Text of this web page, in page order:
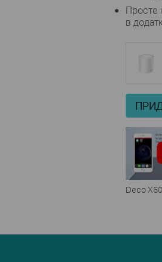
Просте
в
Deco